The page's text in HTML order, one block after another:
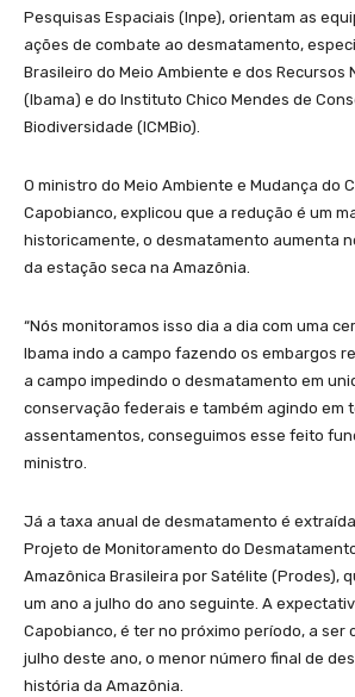
Pesquisas Espaciais (Inpe), orientam as
ações de combate ao desmatamento,
Brasileiro do Meio Ambiente e dos Recursos
(Ibama) e do Instituto Chico Mendes de
Biodiversidade (ICMBio).
O ministro do Meio Ambiente e Mudança do
Capobianco, explicou que a redução é um
historicamente, o desmatamento aumenta
da estação seca na Amazônia.
“Nós monitoramos isso dia a dia com uma
Ibama indo a campo fazendo os embargos
a campo impedindo o desmatamento em
conservação federais e também agindo em
assentamentos, conseguimos esse feito
ministro.
Já a taxa anual de desmatamento é
Projeto de Monitoramento do
Amazônica Brasileira por Satélite (Prodes),
um ano a julho do ano seguinte. A
Capobianco, é ter no próximo período, a ser
julho deste ano, o menor número final de
história da Amazônia.